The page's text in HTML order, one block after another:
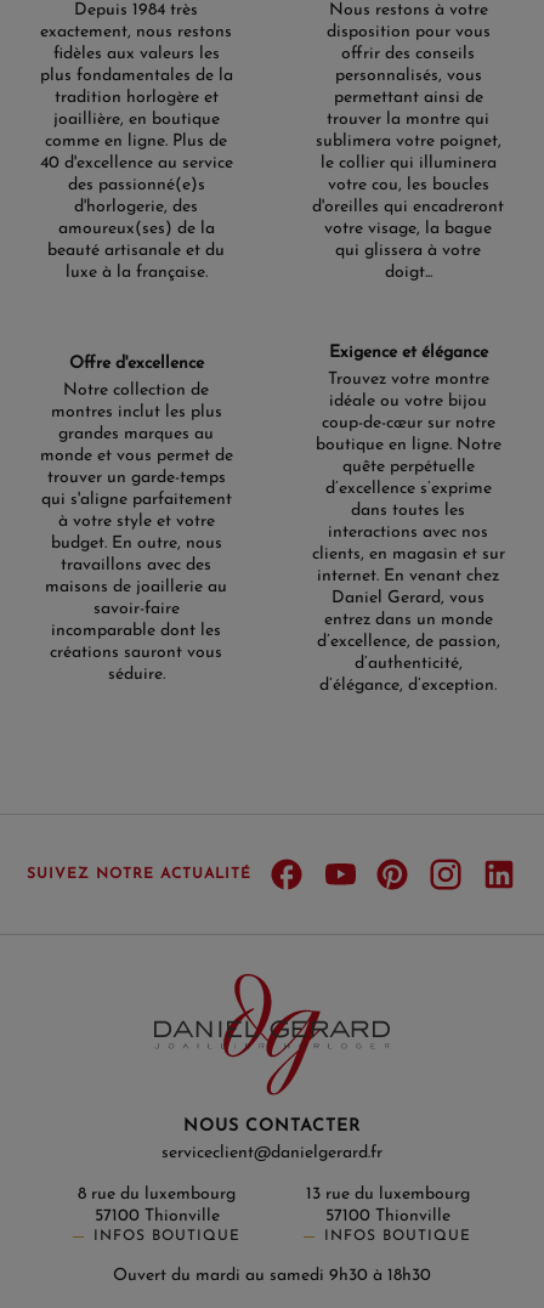
Depuis 1984 très
exactement, nous restons
fidèles aux valeurs les
plus fondamentales de la
tradition horlogère et
joaillière, en boutique
comme en ligne. Plus de
40 d'excellence au service
des passionné(e)s
d'horlogerie, des
amoureux(ses) de la
beauté artisanale et du
luxe à la française.
Nous restons à votre
disposition pour vous
offrir des conseils
personnalisés, vous
permettant ainsi de
trouver la montre qui
sublimera votre poignet,
le collier qui illuminera
votre cou, les boucles
d'oreilles qui encadreront
votre visage, la bague
qui glissera à votre
doigt...
Offre d'excellence
Notre collection de
montres inclut les plus
grandes marques au
monde et vous permet de
trouver un garde-temps
qui s'aligne parfaitement
à votre style et votre
budget. En outre, nous
travaillons avec des
maisons de joaillerie au
savoir-faire
incomparable dont les
créations sauront vous
séduire.
Exigence et élégance
Trouvez votre montre
idéale ou votre bijou
coup-de-cœur sur notre
boutique en ligne. Notre
quête perpétuelle
d’excellence s’exprime
dans toutes les
interactions avec nos
clients, en magasin et sur
internet. En venant chez
Daniel Gerard, vous
entrez dans un monde
d’excellence, de passion,
d’authenticité,
d’élégance, d’exception.
SUIVEZ NOTRE ACTUALITÉ
NOUS CONTACTER
serviceclient@danielgerard.fr
8 rue du luxembourg
57100 Thionville
INFOS BOUTIQUE
13 rue du luxembourg
57100 Thionville
INFOS BOUTIQUE
Ouvert du mardi au samedi 9h30 à 18h30